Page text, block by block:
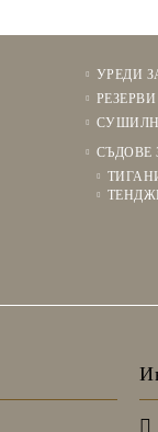
УРЕДИ
СЪДОВЕ